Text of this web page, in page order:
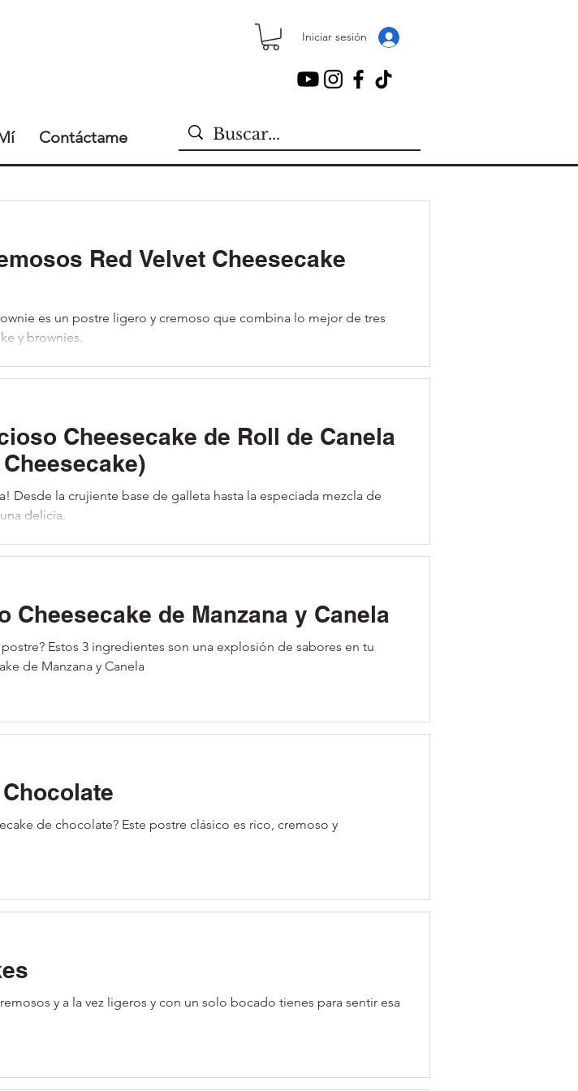
Contáctame
Iniciar sesión
Red Velvet Cheesecake
es un postre ligero y cremoso que combina lo mejor de tres
y brownies.
de Roll de Canela
Desde la crujiente base de galleta hasta la especiada mezcla de
delicia.
Cheesecake de Manzana y Canela
Estos 3 ingredientes son una explosión de sabores en tu
de Manzana y Canela
de chocolate? Este postre clásico es rico, cremoso y
y a la vez ligeros y con un solo bocado tienes para sentir esa